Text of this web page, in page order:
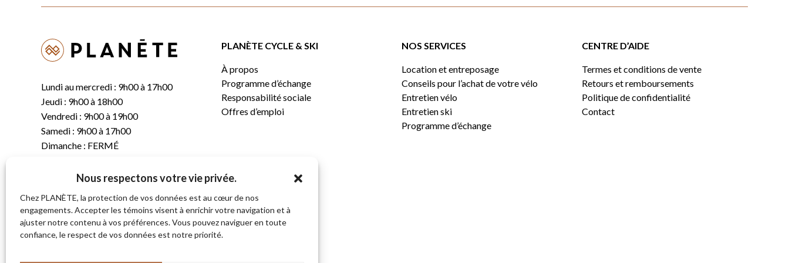
Nous respectons votre vie privée.
Chez PLANÈTE, la protection de vos données est au cœur de nos
engagements. Accepter les témoins visent à enrichir votre navigation et à
ajuster notre contenu à vos préférences. Vous pouvez naviguer en toute
confiance, le respect de vos données est notre priorité.
Lundi au mercredi : 9h00 à 17h00
Jeudi : 9h00 à 18h00
Vendredi : 9h00 à 19h00
Samedi : 9h00 à 17h00
Dimanche : FERMÉ
(819) 843-8356
C. info@planete.co
681, rue Sherbrooke
Magog (Québec)
PLANÈTE CYCLE & SKI
À propos
Programme d’échange
Responsabilité sociale
Offres d’emploi
NOS SERVICES
Location et entreposage
Conseils pour l’achat de votre vélo
Entretien vélo
Entretien ski
Programme d’échange
CENTRE D’AIDE
Termes et conditions de vente
Retours et remboursements
Politique de confidentialité
Contact